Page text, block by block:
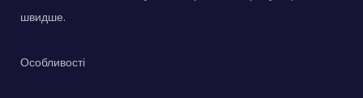
швидше.
Особливості